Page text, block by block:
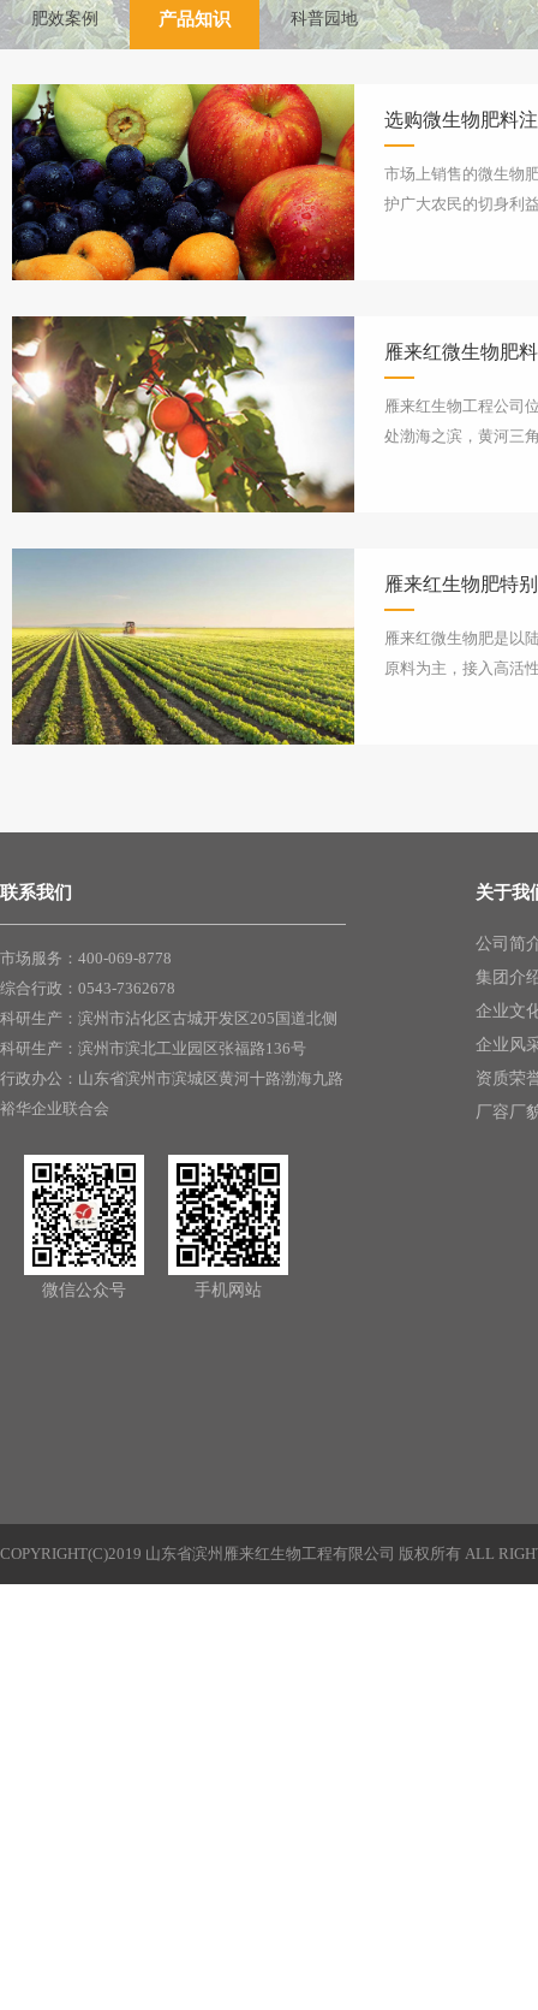
肥效案例 产品知识 科普园地
选购微生物肥料
市场上销售的微生物
护广大农民的切身利
雁来红微生物肥
雁来红生物工程公司
处渤海之滨，黄河三
雁来红生物肥特
雁来红微生物肥是以
原料为主，接入高活
联系我们
市场服务：400-069-8778
综合行政：0543-7362678
科研生产：滨州市沾化区古城开发区205国道北侧
科研生产：滨州市滨北工业园区张福路136号
行政办公：山东省滨州市滨城区黄河十路渤海九路
裕华企业联合会
微信公众号 手机网站
关于我
公司简
集团介
企业文
企业风
资质荣
厂容厂
COPYRIGHT(C)2019 山东省滨州雁来红生物工程有限公司 版权所有 ALL